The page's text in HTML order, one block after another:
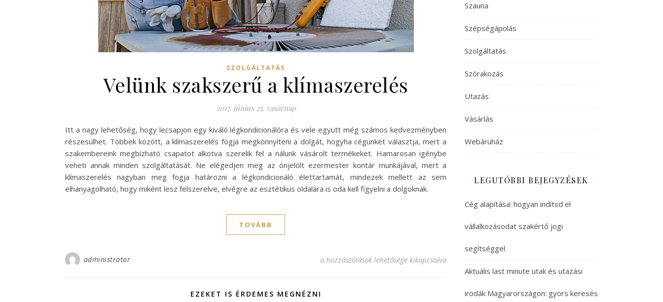
SZOLGÁLTATÁS
Velünk szakszerű a klímaszerelés
2017. június 25. vasárnap
Itt a nagy lehetőség, hogy lecsapjon egy kiváló légkondicionálóra és vele együtt még számos kedvezményben
részesülhet. Többek között, a klímaszerelés fogja megkönnyíteni a dolgát, hogyha cégünket választja, mert a
szakembereink megbízható csapatot alkotva szerelik fel a nálunk vásárolt termékeket. Hamarosan igénybe
veheti annak minden szolgáltatását. Ne elégedjen meg az önjelölt ezermester kontár munkájával, mert a
klímaszerelés nagyban meg fogja határozni a légkondicionáló élettartamát, mindezek mellett az sem
elhanyagolható, hogy miként lesz felszerelve, elvégre az esztétikus oldalára is oda kell figyelni a dolgoknak.
TOVÁBB
administrator Velünk szakszerű a klímaszerelés bejegyzéshez
a hozzászólások lehetősége kikapcsolva
EZEKET IS ÉRDEMES MEGNÉZNI
Szauna
Szépségápolás
Szolgáltatás
Szórakozás
Utazás
Vásárlás
Webáruház
LEGUTÓBBI BEJEGYZÉSEK
Cég alapítása: hogyan indítsd el
vállalkozásodat szakértő jogi
segítséggel
Aktuális last minute utak és utazási
irodák Magyarországon: gyors keresés